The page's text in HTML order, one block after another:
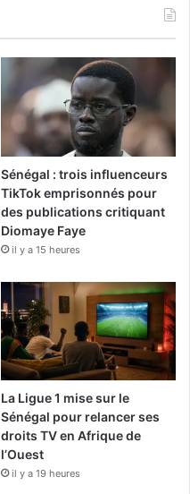
Sénégal : trois influenceurs
TikTok emprisonnés pour
des publications critiquant
Diomaye Faye
il y a 15 heures
La Ligue 1 mise sur le
Sénégal pour relancer ses
droits TV en Afrique de
l’Ouest
il y a 19 heures